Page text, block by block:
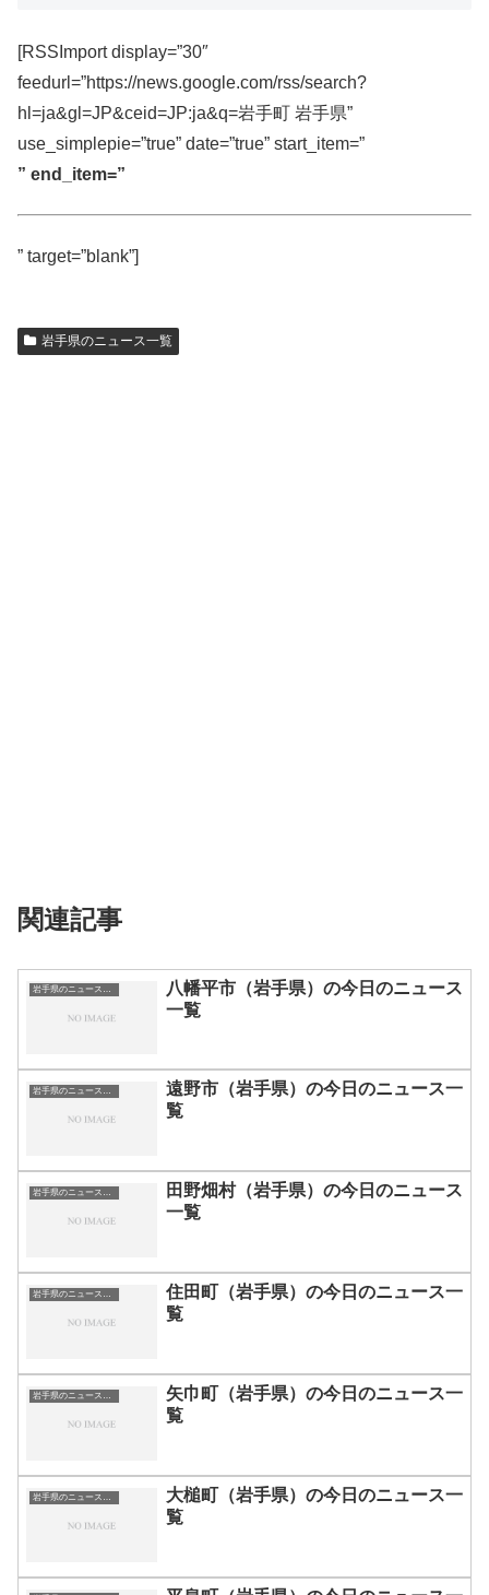
[RSSImport display=”30″
feedurl=”https://news.google.com/rss/search?
hl=ja&gl=JP&ceid=JP:ja&q=岩手町 岩手県”
use_simplepie=”true” date=”true” start_item=”
” end_item=”
” target=”blank”]
岩手県のニュース一覧
関連記事
岩手県のニュース一覧
八幡平市（岩手県）の今日のニュース
一覧
岩手県のニュース一覧
遠野市（岩手県）の今日のニュース一
覧
岩手県のニュース一覧
田野畑村（岩手県）の今日のニュース
一覧
岩手県のニュース一覧
住田町（岩手県）の今日のニュース一
覧
岩手県のニュース一覧
矢巾町（岩手県）の今日のニュース一
覧
岩手県のニュース一覧
大槌町（岩手県）の今日のニュース一
覧